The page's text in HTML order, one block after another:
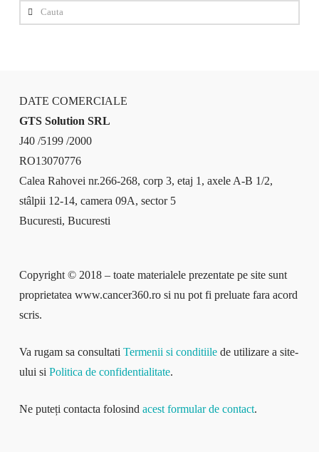
Cauta
DATE COMERCIALE
GTS Solution SRL
J40 /5199 /2000
RO13070776
Calea Rahovei nr.266-268, corp 3, etaj 1, axele A-B 1/2,
stâlpii 12-14, camera 09A, sector 5
Bucuresti, Bucuresti
Copyright © 2018 – toate materialele prezentate pe site sunt
proprietatea www.cancer360.ro si nu pot fi preluate fara acord
scris.
Va rugam sa consultati Termenii si conditiilede utilizare a site-
ului si Politica de confidentialitate.
Ne puteți contacta folosind acest formular de contact.